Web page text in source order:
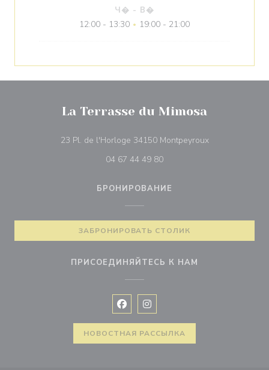
Ч� - В�
12:00 - 13:30 • 19:00 - 21:00
La Terrasse du Mimosa
23 Pl. de l'Horloge 34150 Montpeyroux((открывается
04 67 44 49 80
БРОНИРОВАНИЕ
ЗАБРОНИРОВАТЬ СТОЛИК
ПРИСОЕДИНЯЙТЕСЬ К НАМ
Facebook ((открывается в новом
Instagram ((открывается в
НОВОСТНАЯ РАССЫЛКА